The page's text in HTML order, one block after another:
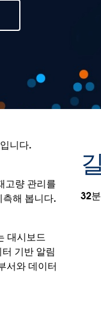
니다.
고량 관리를
해 봅니다.
대시보드
기반 알림
서와 데이터
32분